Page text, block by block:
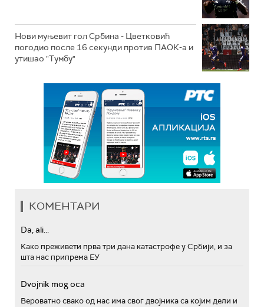
Нови муњевит гол Србина - Цветковић
погодио после 16 секунди против ПАОК-а и
утишао "Тумбу"
КОМЕНТАРИ
Da, ali...
Како преживети прва три дана катастрофе у Србији, и за
шта нас припрема ЕУ
Dvojnik mog oca
Вероватно свако од нас има свог двојника са којим дели и